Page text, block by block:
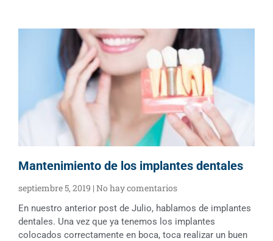
Mantenimiento de los implantes dentales
septiembre 5, 2019 No hay comentarios
En nuestro anterior post de Julio, hablamos de implantes
dentales. Una vez que ya tenemos los implantes
colocados correctamente en boca, toca realizar un buen